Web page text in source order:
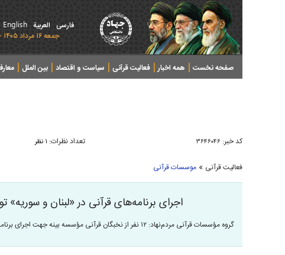
فارسی العربیة English
جمعه ۱۶ مرداد ۱۴۰۵ - 2026 August 07
صفحه نخست همه اخبار فعالیت قرآنی سیاست و اقتصاد بین الملل
کد خبر: ۳۶۴۶۰۴۶ تعداد نظرات: ۱ نظر
فعالیت قرآنی » موسسات قرآنی
اجرای برنامه‌های قرآنی در «لبنان و
گروه مؤسسات قرآنی مردم‌نهاد: ۱۲ نفر از نخبگان قرآنی مؤسسه بینه جهت اجرای برنامه‌های قرآنی به کشور لبنان و سوریه اعزام شدند.